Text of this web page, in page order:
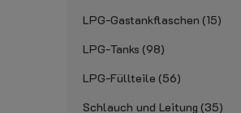
LPG-Gastankflaschen 15
LPG-Tanks 98
LPG-Füllteile 56
Schlauch und Leitung 35